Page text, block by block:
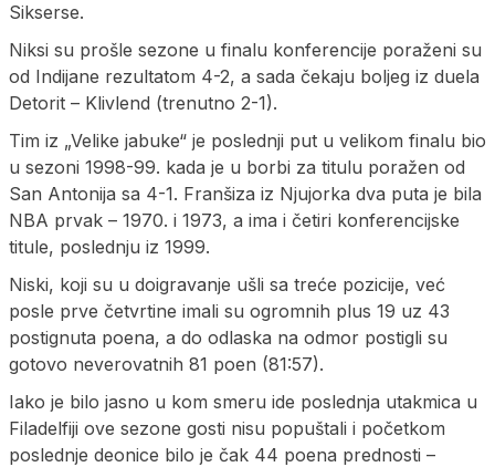
Sikserse.
Niksi su prošle sezone u finalu konferencije poraženi su
od Indijane rezultatom 4-2, a sada čekaju boljeg iz duela
Detorit – Klivlend (trenutno 2-1).
Tim iz „Velike jabuke“ je poslednji put u velikom finalu bio
u sezoni 1998-99. kada je u borbi za titulu poražen od
San Antonija sa 4-1. Franšiza iz Njujorka dva puta je bila
NBA prvak – 1970. i 1973, a ima i četiri konferencijske
titule, poslednju iz 1999.
Niski, koji su u doigravanje ušli sa treće pozicije, već
posle prve četvrtine imali su ogromnih plus 19 uz 43
postignuta poena, a do odlaska na odmor postigli su
gotovo neverovatnih 81 poen (81:57).
Iako je bilo jasno u kom smeru ide poslednja utakmica u
Filadelfiji ove sezone gosti nisu popuštali i početkom
poslednje deonice bilo je čak 44 poena prednosti –